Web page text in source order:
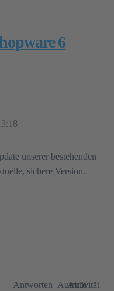
6
unserer bestehenden
sichere Version.
Antworten Aufrufe
Aktivität